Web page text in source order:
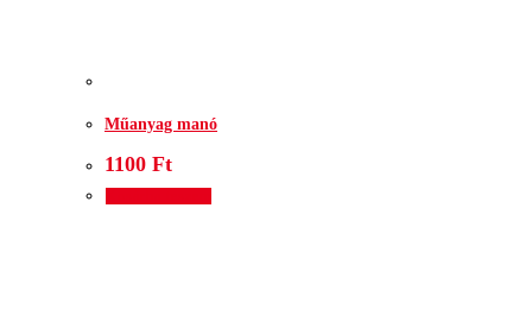
Műanyag manó
1100 Ft